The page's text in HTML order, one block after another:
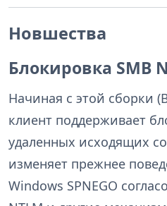
Новшества
Блокировка SMB
Начиная с этой сборки
клиент поддерживает
удаленных исходящих
изменяет прежнее
Windows SPNEGO